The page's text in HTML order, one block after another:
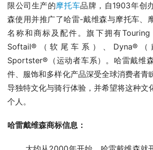
限公司生产的摩托车品牌，自1903年创
森使用并推广了哈雷-戴维森与摩托车、
名称和商标及配件。旗下拥有Touring
Softail®（软尾车系）、Dyna®
Sportster®（运动者车系）。哈雷戴维
件、服饰和多样化产品深受全球消费者青
导独特文化与骑行体验，并希望将这种文
个人。
哈雷戴维森商标信息：